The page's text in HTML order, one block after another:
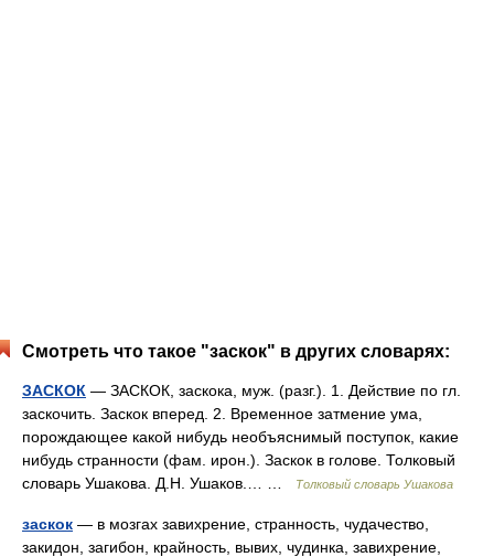
Смотреть что такое "заскок" в других словарях:
ЗАСКОК — ЗАСКОК, заскока, муж. (разг.). 1. Действие по гл.
заскочить. Заскок вперед. 2. Временное затмение ума,
порождающее какой нибудь необъяснимый поступок, какие
нибудь странности (фам. ирон.). Заскок в голове. Толковый
словарь Ушакова. Д.Н. Ушаков.… …
Толковый словарь Ушакова
заскок — в мозгах завихрение, странность, чудачество,
закидон, загибон, крайность, вывих, чудинка, завихрение,